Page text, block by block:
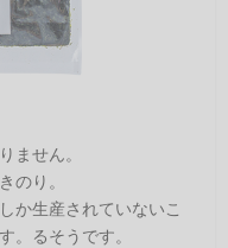
ません。
のり。
か生産されていないこ
。るそうです。